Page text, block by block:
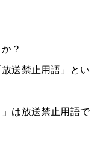
？
送禁止用語」とい
は放送禁止用語で